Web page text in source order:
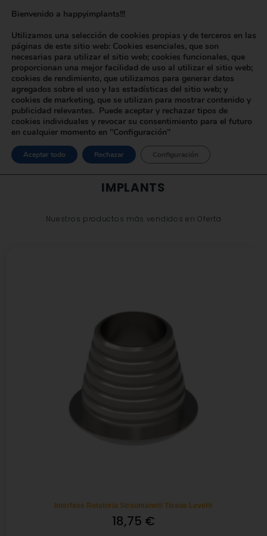
LO MEJOR DE HAPPY
IMPLANTS
Nuestros productos más vendidos en Oferta
Interfase Rotatoria Straumann® Tissue Level®
18,75 €
Bienvenido a happyimplants!!!
Utilizamos una selección de cookies propias y de terceros en las
páginas de este sitio web: Cookies esenciales, que son
necesarias para utilizar el sitio web; cookies funcionales, que
proporcionan una mejor facilidad de uso al utilizar el sitio web;
cookies de rendimiento, que utilizamos para generar datos
agregados sobre el uso y las estadísticas del sitio web; y
cookies de marketing, que se utilizan para mostrar contenido y
publicidad relevantes. Puede aceptar y rechazar tipos de
cookies individuales y revocar su consentimiento para el futuro
en cualquier momento en "Configuración"
Aceptar todo Rechazar Configuración